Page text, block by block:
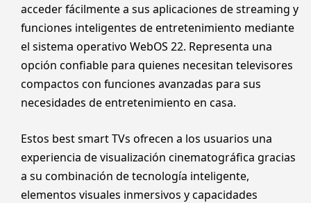
acceder fácilmente a sus aplicaciones de streaming y
funciones inteligentes de entretenimiento mediante
el sistema operativo WebOS 22. Representa una
opción confiable para quienes necesitan televisores
compactos con funciones avanzadas para sus
necesidades de entretenimiento en casa.
Estos best smart TVs ofrecen a los usuarios una
experiencia de visualización cinematográfica gracias
a su combinación de tecnología inteligente,
elementos visuales inmersivos y capacidades